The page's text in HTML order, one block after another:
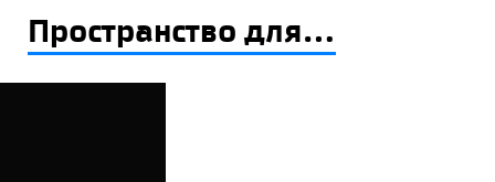
Пространство для...